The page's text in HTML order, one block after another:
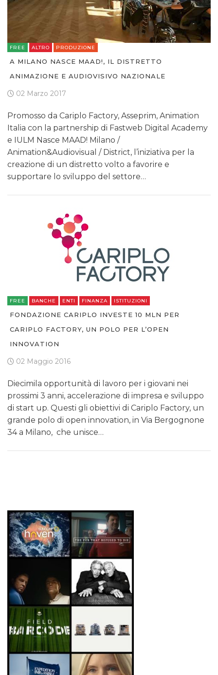
FREE ALTRO PRODUZIONE
A MILANO NASCE MAAD!, IL DISTRETTO
ANIMAZIONE E AUDIOVISIVO NAZIONALE
02 Marzo 2017
Promosso da Cariplo Factory, Asseprim, Animation
Italia con la partnership di Fastweb Digital Academy
e IULM Nasce MAAD! Milano /
Animation&Audiovisual / District, l’iniziativa per la
creazione di un distretto volto a favorire e
supportare lo sviluppo del settore…
FREE BANCHE ENTI FINANZA ISTITUZIONI
FONDAZIONE CARIPLO INVESTE 10 MLN PER
CARIPLO FACTORY, UN POLO PER L’OPEN
INNOVATION
02 Maggio 2016
Diecimila opportunità di lavoro per i giovani nei
prossimi 3 anni, accelerazione di impresa e sviluppo
di start up. Questi gli obiettivi di Cariplo Factory, un
grande polo di open innovation, in Via Bergognone
34 a Milano, che unisce…